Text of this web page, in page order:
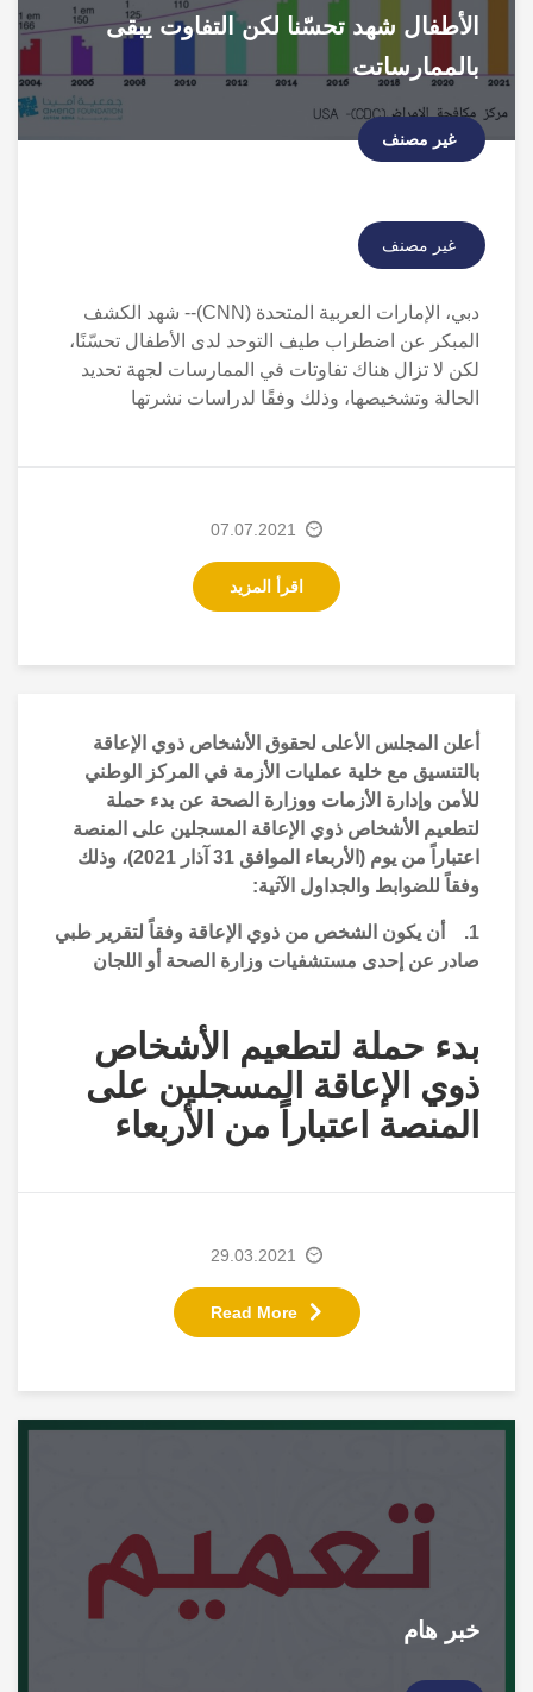
الأطفال شهد تحسّنا لكن التفاوت يبقى
بالممارساتت
غير مصنف
غير مصنف
دبي، الإمارات العربية المتحدة (CNN)-- شهد الكشف
المبكر عن اضطراب طيف التوحد لدى الأطفال تحسّنًا،
لكن لا تزال هناك تفاوتات في الممارسات لجهة تحديد
الحالة وتشخيصها، وذلك وفقًا لدراسات نشرتها
اقرأ المزيد
07.07.2021
أعلن المجلس الأعلى لحقوق الأشخاص ذوي الإعاقة
بالتنسيق مع خلية عمليات الأزمة في المركز الوطني
للأمن وإدارة الأزمات ووزارة الصحة عن بدء حملة
لتطعيم الأشخاص ذوي الإعاقة المسجلين على المنصة
اعتباراً من يوم (الأربعاء الموافق 31 آذار 2021)، وذلك
وفقاً للضوابط والجداول الآتية:
1. أن يكون الشخص من ذوي الإعاقة وفقاً لتقرير طبي
صادر عن إحدى مستشفيات وزارة الصحة أو اللجان
يبين نوع الإعاقة ودرجتها؛
2. أن يكون الشخص مسجلاً على منصة لقاح
كورونا www.vaccine.jo
4. أن يحضر الشخص إلى المركز المخصص لاستقبال
وهوية الأحوال المدنية أو جواز السفر إذا كان غير أردني
(الإعاقات النمائية، متلازمة داون، طيف التوحد، التصلب
6. يخصص الأسبوع الثاني (سيتم تحديد اليوم والتاريخ
لاحقاً) للأشخاص ذوي الإعاقة البصرية كف البصر الكلي
وضعف البصر الشديد؛
7. يخصص الأسبوع الثالث (سيتم تحديد اليوم والتاريخ
بدء حملة لتطعيم الأشخاص
ذوي الإعاقة المسجلين على
المنصة اعتباراً من الأربعاء
Read More
29.03.2021
خبر هام